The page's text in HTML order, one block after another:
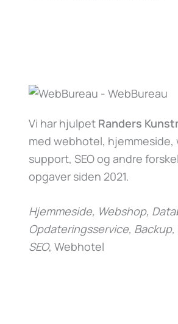
Vi har hjulpet Randers
med webhotel, hjemmeside,
support, SEO og andre
opgaver siden 2021.
Hjemmeside, Webshop,
Opdateringsservice,
SEO, Webhotel